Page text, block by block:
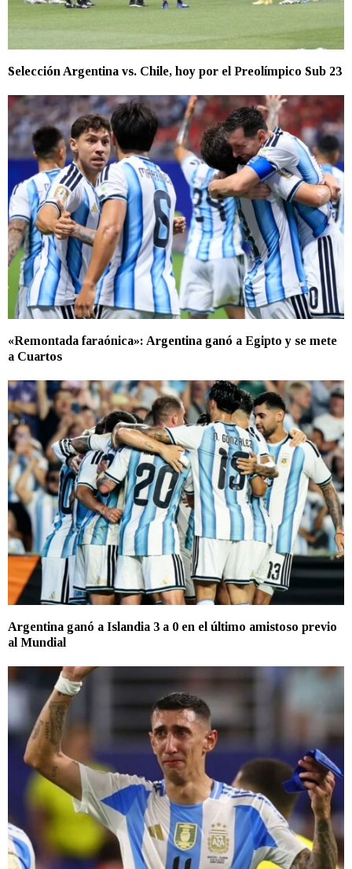
Selección Argentina vs. Chile, hoy por el Preolímpico Sub 23
«Remontada faraónica»: Argentina ganó a Egipto y se mete
a Cuartos
Argentina ganó a Islandia 3 a 0 en el último amistoso previo
al Mundial